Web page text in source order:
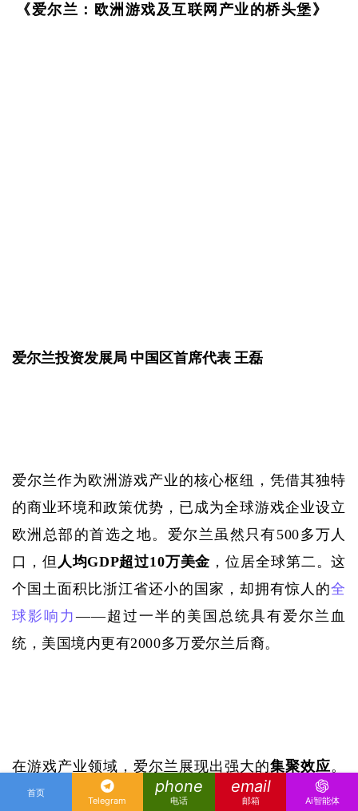
《爱尔兰：欧洲游戏及互联网产业的桥头堡》
爱尔兰投资发展局 中国区首席代表 王磊
爱尔兰作为欧洲游戏产业的核心枢纽，凭借其独特
的商业环境和政策优势，已成为全球游戏企业设立
欧洲总部的首选之地。爱尔兰虽然只有500多万人
口，但 人均GDP超过10万美金 ，位居全球第二。这
个国土面积比浙江省还小的国家，却拥有惊人的全
球影响力——超过一半的美国总统具有爱尔兰血
统，美国境内更有2000多万爱尔兰后裔。
在游戏产业领域，爱尔兰展现出强大的集聚效应。
国际游戏巨头如动视暴雪将《魔兽争霸》《暗黑破
首页
Telegram
phone
电话
email
邮箱 Ai智能体